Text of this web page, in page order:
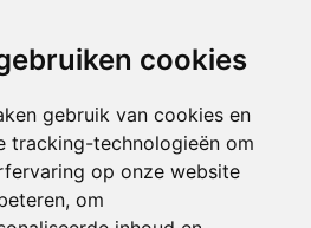
cookies
gebruik van cookies en
tracking-technologieën om
op onze website
om